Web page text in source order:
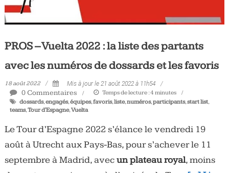
PROS – Vuelta 2022 : la liste des partants
avec les numéros de dossards et les favoris
18 août 2022 Mis à jour le 21 août 2022 à 11h54
0 Commentaires Temps de lecture :4 minutes
dossards,engagés,équipes,favoris,liste,numéros,participants,start list,
teams,Tour d'Espagne,Vuelta
Le Tour d’Espagne 2022 s’élance le vendredi 19
août à Utrecht aux Pays-Bas, pour s’achever le 11
septembre à Madrid, avecun plateau royal, moins